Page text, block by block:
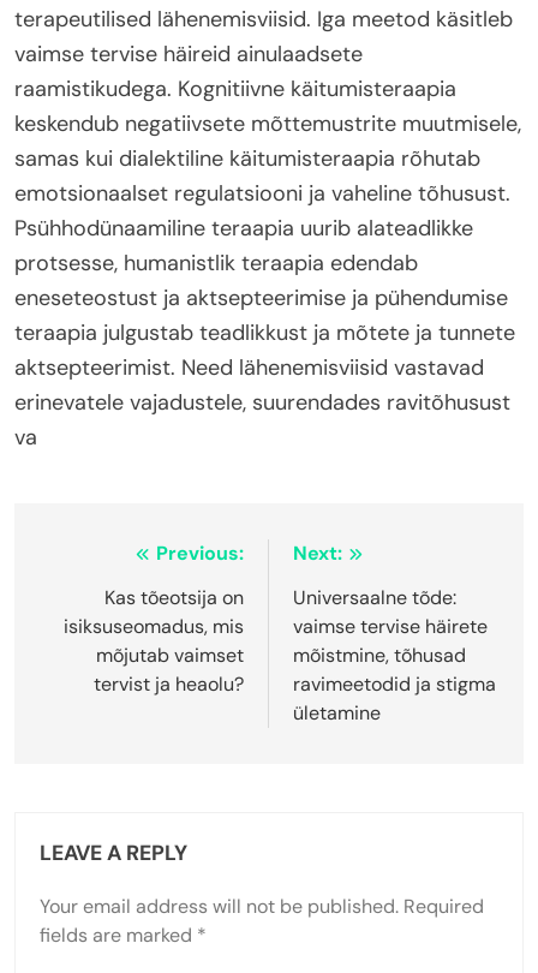
terapeutilised lähenemisviisid. Iga meetod käsitleb
vaimse tervise häireid ainulaadsete
raamistikudega. Kognitiivne käitumisteraapia
keskendub negatiivsete mõttemustrite muutmisele,
samas kui dialektiline käitumisteraapia rõhutab
emotsionaalset regulatsiooni ja vaheline tõhusust.
Psühhodünaamiline teraapia uurib alateadlikke
protsesse, humanistlik teraapia edendab
eneseteostust ja aktsepteerimise ja pühendumise
teraapia julgustab teadlikkust ja mõtete ja tunnete
aktsepteerimist. Need lähenemisviisid vastavad
erinevatele vajadustele, suurendades ravitõhusust
va
navigation
Previous:
Kas tõeotsija on
isiksuseomadus, mis
mõjutab vaimset
tervist ja heaolu?
Next:
Universaalne tõde:
vaimse tervise häirete
mõistmine, tõhusad
ravimeetodid ja stigma
ületamine
LEAVE A REPLY
Your email address will not be published. Required
fields are marked *